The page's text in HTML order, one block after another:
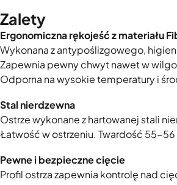
Zalety
Ergonomiczna rękojeść z materiału
Wykonana z antypoślizgowego,
Zapewnia pewny chwyt nawet w
Odporna na wysokie temperatury i
Stal nierdzewna
Ostrze wykonane z hartowanej stali
Łatwość w ostrzeniu. Twardość 55-56
Pewne i bezpieczne cięcie
Profil ostrza zapewnia kontrolę nad